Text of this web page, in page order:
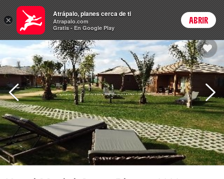
Hoteles Login
×
Atrápalo, planes cerca de ti
Atrapalo.com
Gratis - En Google Play
ABRIR